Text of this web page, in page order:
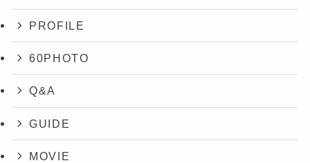
PROFILE
60PHOTO
Q&A
GUIDE
MOVIE